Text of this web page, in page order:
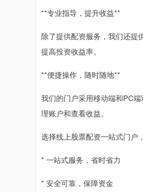
**专业指导，提升收益**
除了提供配资服务，我们还提
提高投资收益率。
**便捷操作，随时随地**
我们的门户采用移动端和PC
理账户和查看收益。
选择线上股票配资一站式门户
* 一站式服务，省时省力
* 安全可靠，保障资金